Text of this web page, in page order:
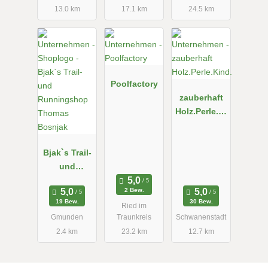
13.0 km
17.1 km
24.5 km
Bjak`s Trail-
und
p Thomas
Bosnjak
19 Bew.
Gmunden
2.4 km
Poolfactory
2 Bew.
Ried im
Traunkreis
23.2 km
zauberhaft
Holz.Perle.Ki
30 Bew.
Schwanenstadt
12.7 km